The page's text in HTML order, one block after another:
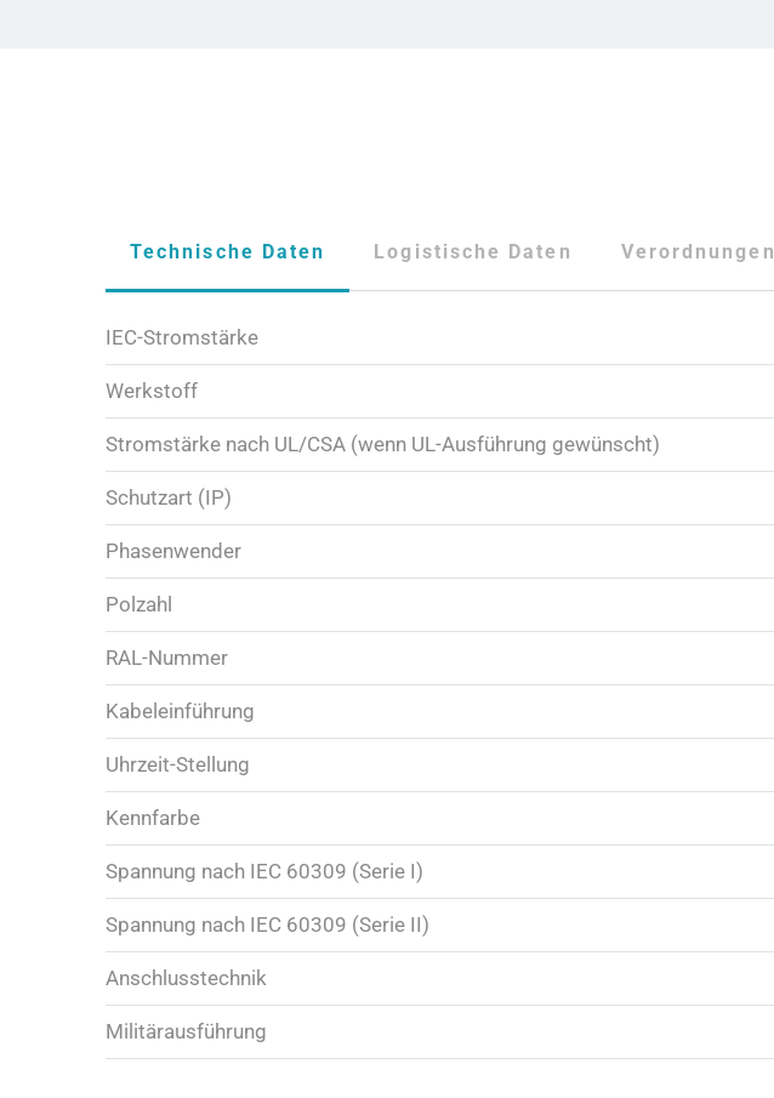
Technische Daten Logistische Daten Verordnungen
IEC-Stromstärke
Werkstoff
Stromstärke nach UL/CSA (wenn UL-Ausführung gewünscht)
Schutzart (IP)
Phasenwender
Polzahl
RAL-Nummer
Kabeleinführung
Uhrzeit-Stellung
Kennfarbe
Spannung nach IEC 60309 (Serie I)
Spannung nach IEC 60309 (Serie II)
Anschlusstechnik
Militärausführung